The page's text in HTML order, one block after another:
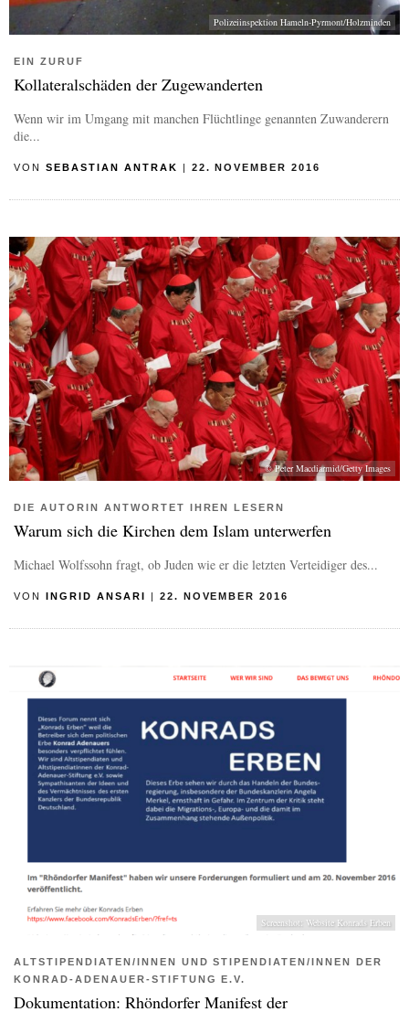
Polizeiinspektion Hameln-Pyrmont/Holzminden
EIN ZURUF
Kollateralschäden der Zugewanderten
Wenn wir im Umgang mit manchen Flüchtlinge genannten Zuwanderern
die...
VON SEBASTIAN ANTRAK | 22. NOVEMBER 2016
© Peter Macdiarmid/Getty Images
DIE AUTORIN ANTWORTET IHREN LESERN
Warum sich die Kirchen dem Islam unterwerfen
Michael Wolfssohn fragt, ob Juden wie er die letzten Verteidiger des...
VON INGRID ANSARI | 22. NOVEMBER 2016
Screenshot: Website Konrads Erben
ALTSTIPENDIATEN/INNEN UND STIPENDIATEN/INNEN DER
KONRAD-ADENAUER-STIFTUNG E.V.
Dokumentation: Rhöndorfer Manifest der